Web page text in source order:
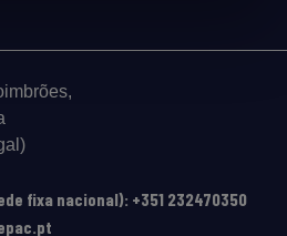
fixa nacional): +351 232470350